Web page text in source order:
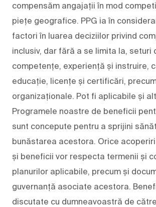
compensăm angajații în mod
piețe geografice. PPG ia în
factori în luarea deciziilor privind
inclusiv, dar fără a se limita la, seturi
competențe, experiență și instruire,
educație, licențe și certificări,
organizaționale. Pot fi aplicabile și
Programele noastre de beneficii
sunt concepute pentru a sprijini
bunăstarea acestora. Orice
și beneficii vor respecta termenii și
planurilor aplicabile, precum și
guvernanță asociate acestora.
discutate cu dumneavoastră de